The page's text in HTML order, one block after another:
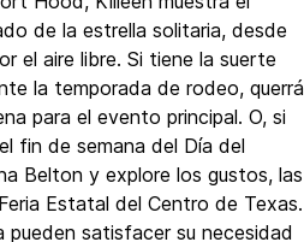
de la estrella solitaria, desde
el aire libre. Si tiene la suerte
la temporada de rodeo, querrá
para el evento principal. O, si
fin de semana del Día del
Belton y explore los gustos, las
Estatal del Centro de Texas.
pueden satisfacer su necesidad